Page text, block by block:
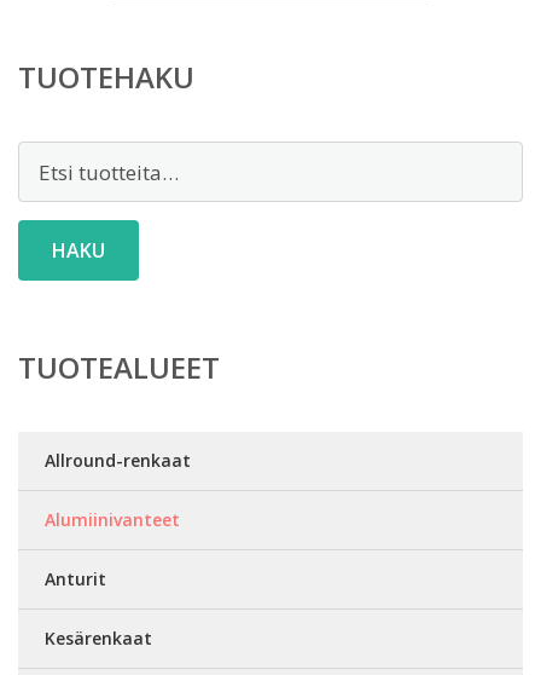
TUOTEHAKU
HAKU
TUOTEALUEET
Allround-renkaat
Alumiinivanteet
Anturit
Kesärenkaat